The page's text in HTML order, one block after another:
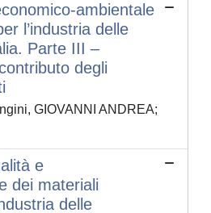
ambientale
l’industria delle
Parte III –
degli
GIOVANNI ANDREA;
e
dei materiali
delle